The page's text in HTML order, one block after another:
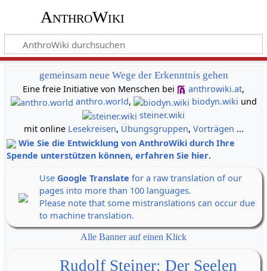
AnthroWiki
gemeinsam neue Wege der Erkenntnis gehen
Eine freie Initiative von Menschen bei
anthrowiki.at,
anthro.world, biodyn.wiki und
steiner.wiki
mit online Lesekreisen, Übungsgruppen, Vorträgen ...
Wie Sie die Entwicklung von AnthroWiki durch Ihre
Spende unterstützen können, erfahren Sie hier.
Use Google Translate for a raw translation of our
pages into more than 100 languages.
Please note that some mistranslations can occur due
to machine translation.
Alle Banner auf einen Klick
Rudolf Steiner: Der Seelen